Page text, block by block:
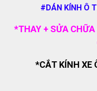
#DÁN KÍNH Ô
*THAY + SỬA CHỮA
*CẮT KÍNH XE